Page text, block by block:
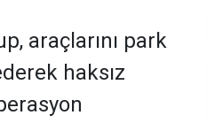
araçlarını park
haksız